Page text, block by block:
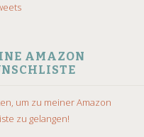
AMAZON
um zu meiner Amazon
zu gelangen!